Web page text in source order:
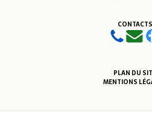
CONTACTS
PLAN DU
MENTIONS